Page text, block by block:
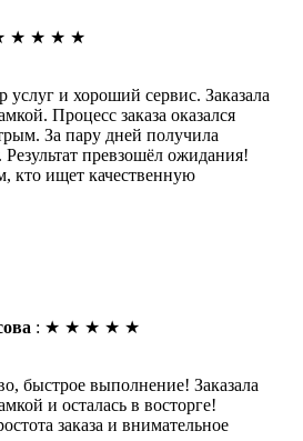
★ ★ ★ ★
и хороший сервис. Заказала
Процесс заказа оказался
За пару дней получила
Результат превзошёл ожидания!
кто ищет качественную
: ★ ★ ★ ★ ★
быстрое выполнение! Заказала
и осталась в восторге!
заказа и внимательное